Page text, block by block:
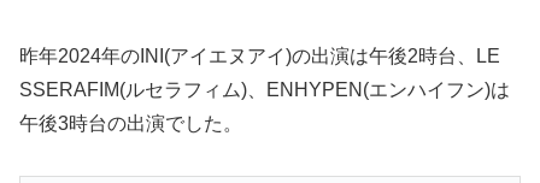
昨年2024年のINI(アイエヌアイ)の出演は午後2時台、LE
SSERAFIM(ルセラフィム)、ENHYPEN(エンハイフン)は
午後3時台の出演でした。